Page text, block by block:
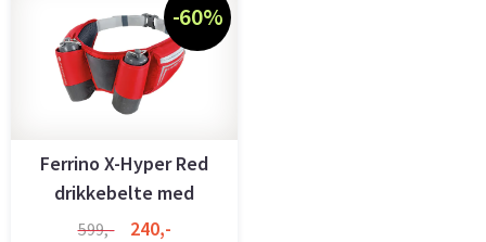
-60%
Ferrino X-Hyper Red
drikkebelte med
flaskeholder
599,- 240,-